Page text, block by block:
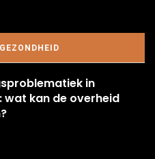
in
wat kan de overheid